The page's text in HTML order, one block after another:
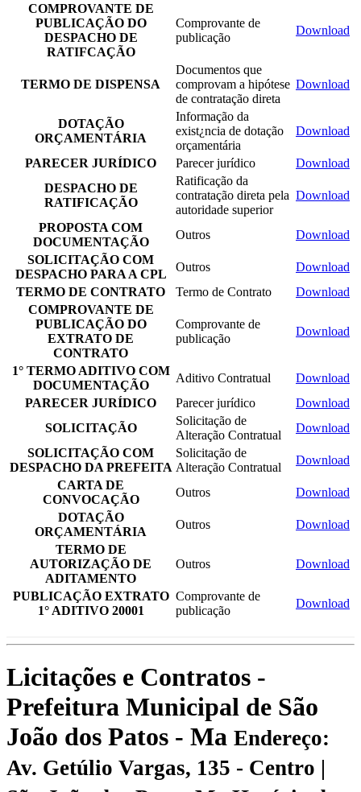
COMPROVANTE DE
PUBLICAÇÃO DO
DESPACHO DE
RATIFCAÇÃO
Comprovante de
publicação
Download
TERMO DE DISPENSA
Documentos que
comprovam a hipótese
de contratação direta
Download
DOTAÇÃO
ORÇAMENTÁRIA
Informação da
exist¿ncia de dotação
orçamentária
Download
PARECER JURÍDICO Parecer jurídico
Download
DESPACHO DE
RATIFICAÇÃO
Ratificação da
contratação direta pela
autoridade superior
Download
PROPOSTA COM
DOCUMENTAÇÃO
Outros
Download
SOLICITAÇÃO COM
DESPACHO PARA A CPL
Outros
Download
TERMO DE CONTRATO
Termo de Contrato
Download
COMPROVANTE DE
PUBLICAÇÃO DO
EXTRATO DE
CONTRATO
Comprovante de
publicação
Download
1° TERMO ADITIVO COM
DOCUMENTAÇÃO
Aditivo Contratual
Download
PARECER JURÍDICO
Parecer jurídico
Download
SOLICITAÇÃO
Solicitação de
Alteração Contratual
Download
SOLICITAÇÃO COM
DESPACHO DA PREFEITA
Solicitação de
Alteração Contratual
Download
CARTA DE
CONVOCAÇÃO
Outros
Download
DOTAÇÃO
ORÇAMENTÁRIA
Outros
Download
TERMO DE
AUTORIZAÇÃO DE
ADITAMENTO
Outros Download
PUBLICAÇÃO EXTRATO
1° ADITIVO 20001
Comprovante de
publicação
Download
Licitações e Contratos -
Prefeitura Municipal de São
João dos Patos - Ma Endereço:
Av. Getúlio Vargas, 135 - Centro |